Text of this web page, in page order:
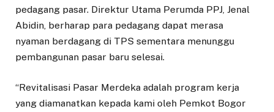
pedagang pasar. Direktur Utama Perumda PPJ, Jenal
Abidin, berharap para pedagang dapat merasa
nyaman berdagang di TPS sementara menunggu
pembangunan pasar baru selesai.
“Revitalisasi Pasar Merdeka adalah program kerja
yang diamanatkan kepada kami oleh Pemkot Bogor